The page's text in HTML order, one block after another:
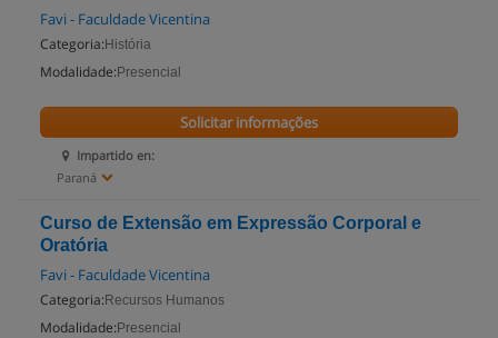
Favi - Faculdade Vicentina
Categoria: História
Modalidade: Presencial
Impartido en:
Paraná
Solicitar informações
Curso de Extensão em Expressão Corporal e
Oratória
Favi - Faculdade Vicentina
Categoria: Recursos Humanos
Modalidade: Presencial